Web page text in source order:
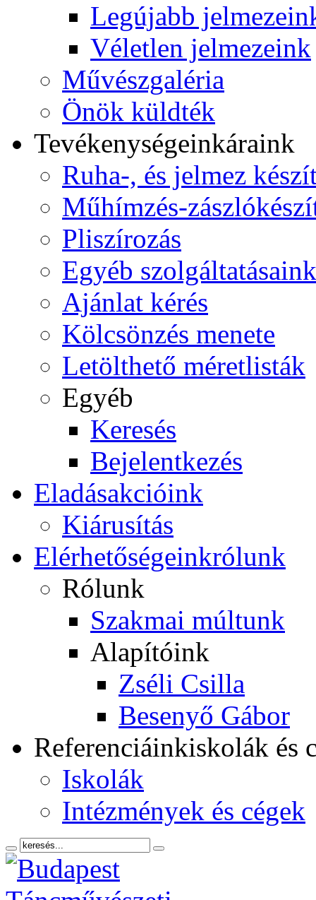
Legújabb
Véletlen jelmezeink
Művészgaléria
Önök küldték
Tevékenységeinkáraink
Ruha-, és jelmez
Műhímzés-
Pliszírozás
Egyéb szolgáltatásaink
Ajánlat kérés
Kölcsönzés menete
Letölthető méretlisták
Egyéb
Keresés
Bejelentkezés
Eladásakcióink
Kiárusítás
Elérhetőségeinkrólunk
Rólunk
Szakmai múltunk
Alapítóink
Zséli Csilla
Besenyő Gábor
Referenciáinkiskolák és
Iskolák
Intézmények és cégek